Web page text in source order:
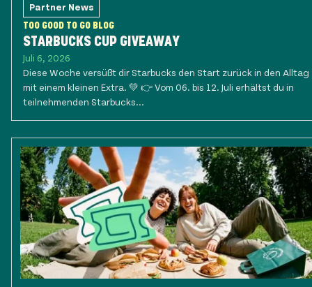
Partner News
TOO GOOD TO GO BLOG
STARBUCKS CUP GIVEAWAY
Juli 6, 2026
Diese Woche versüßt dir Starbucks den Start zurück in den Alltag
mit einem kleinen Extra. 💚 👉 Vom 06. bis 12. Juli erhältst du in
teilnehmenden Starbucks...